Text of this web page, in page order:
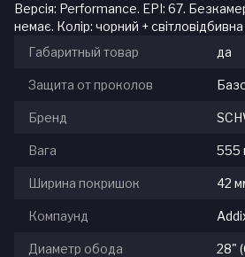
Версія: Performance. EPI: 67.
немає. Колір: чорний +
Габаритный товар
да
Защита от проколов
Бренд
Вага 555
Ширина покришок 42
Компаунд
Диаметр обода 28"